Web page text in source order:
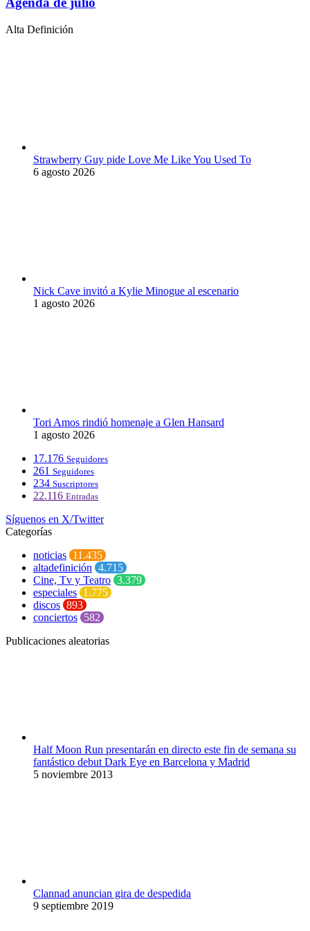
Alta Definición
Strawberry Guy pide Love Me Like You Used To
6 agosto 2026
Nick Cave invitó a Kylie Minogue al escenario
1 agosto 2026
Tori Amos rindió homenaje a Glen Hansard
1 agosto 2026
17.176 Seguidores
261 Seguidores
234 Suscriptores
22.116 Entradas
Síguenos en X/Twitter
Categorías
noticias 11.435
altadefinición 4.715
Cine, Tv y Teatro 3.379
especiales 1.775
discos 893
conciertos 582
Publicaciones aleatorias
Half Moon Run presentarán en directo este fin de semana su
fantástico debut Dark Eye en Barcelona y Madrid
5 noviembre 2013
Clannad anuncian gira de despedida
9 septiembre 2019